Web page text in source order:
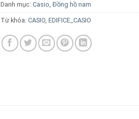
Danh mục: Casio, Đồng hồ nam
Từ khóa: CASIO, EDIFICE_CASIO